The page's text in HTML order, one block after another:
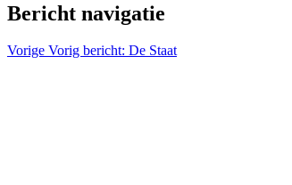
Bericht navigatie
Vorige Vorig bericht: De Staat